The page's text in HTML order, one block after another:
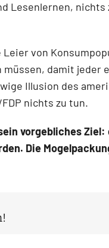
Lesenlernen,
von
damit jeder
Illusion des
nichts zu tun.
vorgebliches
Die